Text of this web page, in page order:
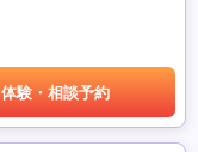
体験・相談予約